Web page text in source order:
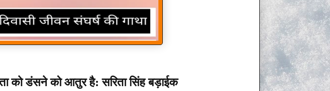
को डंसने को आतुर है: सरिता सिंह बड़ाईक